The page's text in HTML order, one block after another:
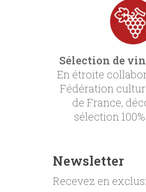
Sélection de
En étroite
Fédération
de France,
sélection
Newsletter
Recevez en